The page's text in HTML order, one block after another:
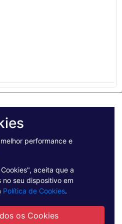
performance e
aceita que a
seu dispositivo em
Política de Cookies.
os Cookies